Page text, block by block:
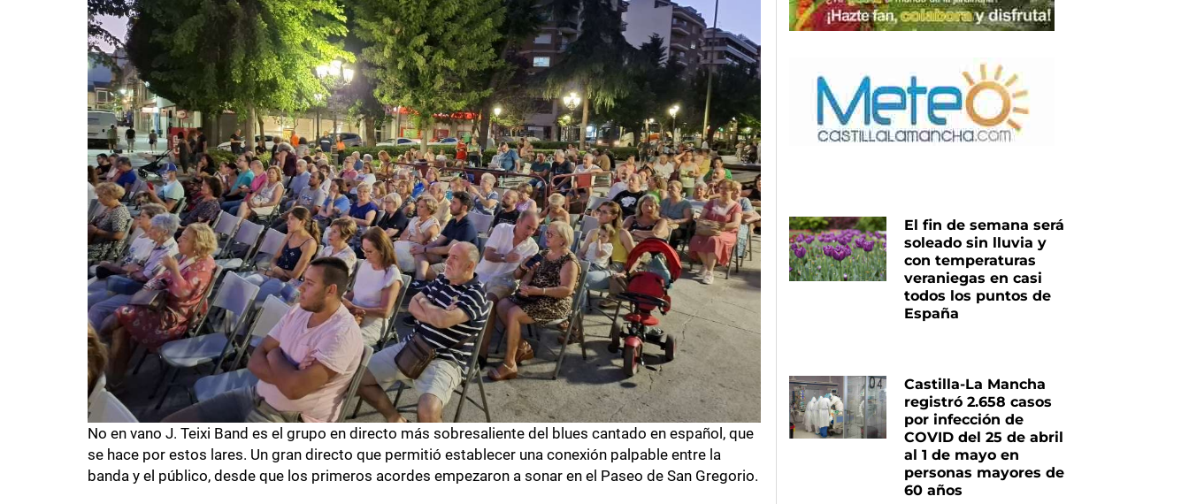
No en vano J. Teixi Band es el grupo en directo más sobresaliente del blues cantado en español, que
se hace por estos lares. Un gran directo que permitió establecer una conexión palpable entre la
banda y el público, desde que los primeros acordes empezaron a sonar en el Paseo de San Gregorio.
El fin de semana será
soleado sin lluvia y
con temperaturas
veraniegas en casi
todos los puntos de
España
Castilla-La Mancha
registró 2.658 casos
por infección de
COVID del 25 de abril
al 1 de mayo en
personas mayores de
60 años